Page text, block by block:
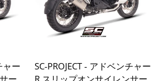
ャー
ー
SC-PROJECT - アドベンチャー
R スリップオンサイレンサー